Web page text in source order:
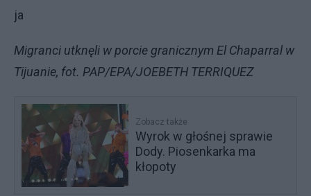
ja
Migranci utknęli w porcie granicznym El Chaparral w
Tijuanie, fot. PAP/EPA/JOEBETH TERRIQUEZ
Zobacz także
Wyrok w głośnej sprawie
Dody. Piosenkarka ma
kłopoty